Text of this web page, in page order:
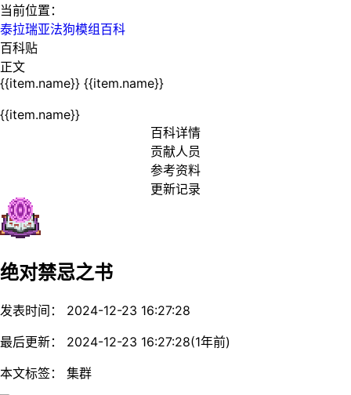
当前位置：
泰拉瑞亚法狗模组百科
百科贴
正文
{{item.name}} {{item.name}}
{{item.name}}
百科详情
贡献人员
参考资料
更新记录
绝对禁忌之书
发表时间： 2024-12-23 16:27:28
最后更新： 2024-12-23 16:27:28(1年前)
本文标签： 集群